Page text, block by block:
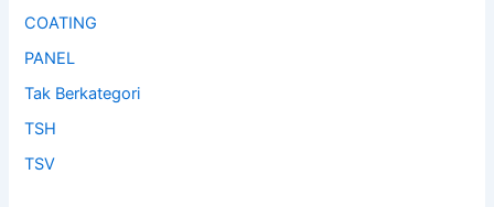
COATING
PANEL
Tak Berkategori
TSH
TSV